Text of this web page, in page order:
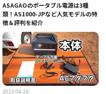
ASAGAOのポータブル電源は3種
類！AS1000-JPなど人気モデルの特
徴＆評判を紹介
2023.04.26